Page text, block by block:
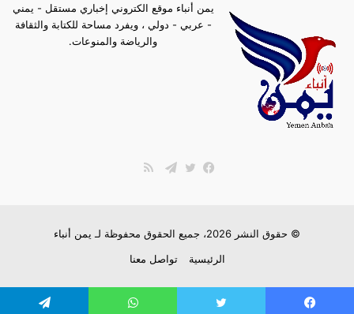
يمن أنباء موقع الكتروني إخباري مستقل - يمني
- عربي - دولي ، ويفرد مساحة للكتابة والثقافة
والرياضة والمنوعات.
© حقوق النشر 2026، جميع الحقوق محفوظة لـ
يمن أنباء
الرئيسية
تواصل معنا